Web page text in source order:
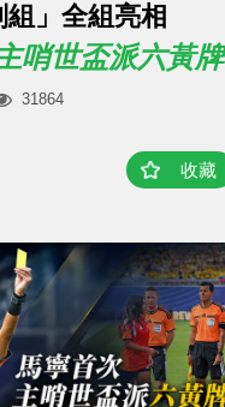
組」全組亮相
哨世盃派六黃牌
31864
收藏